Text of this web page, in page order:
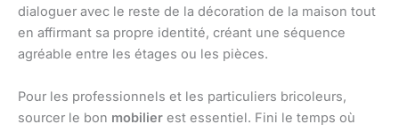
dialoguer avec le reste de la décoration de la maison tout
en affirmant sa propre identité, créant une séquence
agréable entre les étages ou les pièces.
Pour les professionnels et les particuliers bricoleurs,
sourcer le bon mobilier est essentiel. Fini le temps où